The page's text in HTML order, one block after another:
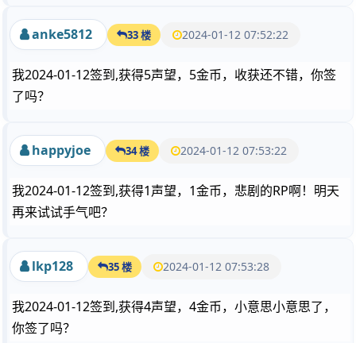
anke5812 33 楼 2024-01-12 07:52:22
我2024-01-12签到,获得5声望，5金币，收获还不错，你签
了吗？
happyjoe 34 楼 2024-01-12 07:53:22
我2024-01-12签到,获得1声望，1金币，悲剧的RP啊！明天
再来试试手气吧？
lkp128 35 楼 2024-01-12 07:53:28
我2024-01-12签到,获得4声望，4金币，小意思小意思了，
你签了吗？